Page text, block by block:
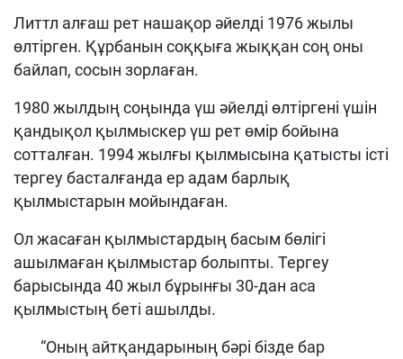
Литтл алғаш рет нашақор әйелді 1976 жылы
өлтірген. Құрбанын соққыға жыққан соң оны
байлап, сосын зорлаған.
1980 жылдың соңында үш әйелді өлтіргені үшін
қандықол қылмыскер үш рет өмір бойына
сотталған. 1994 жылғы қылмысына қатысты істі
тергеу басталғанда ер адам барлық
қылмыстарын мойындаған.
Ол жасаған қылмыстардың басым бөлігі
ашылмаған қылмыстар болыпты. Тергеу
барысында 40 жыл бұрынғы 30-дан аса
қылмыстың беті ашылды.
“Оның айтқандарының бәрі бізде бар